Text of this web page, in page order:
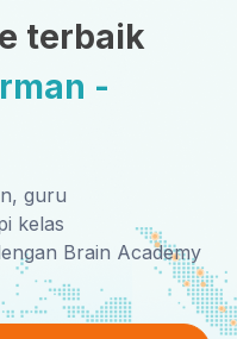
terbaik
-
guru
kelas
Brain Academy